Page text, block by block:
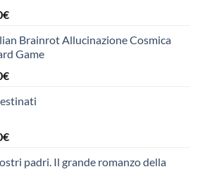
€Il
attuale
è:
6,70€.
Brainrot Allucinazione Cosmica
Game
€Il
attuale
4,80€.
€Il
attuale
padri. Il grande romanzo della